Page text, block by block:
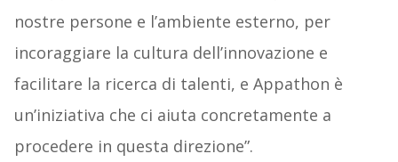
nostre persone e l’ambiente esterno, per
incoraggiare la cultura dell’innovazione e
facilitare la ricerca di talenti, e Appathon è
un’iniziativa che ci aiuta concretamente a
procedere in questa direzione”.